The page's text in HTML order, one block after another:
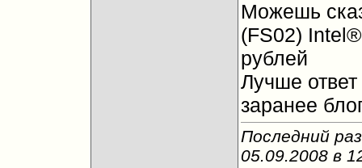
Можешь
(FS02)
рублей
Лучше
заранее
Последний
05.09.2008 в